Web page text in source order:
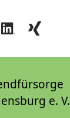
e. V.